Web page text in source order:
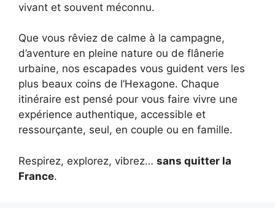
vivant et souvent méconnu.
Que vous rêviez de calme à la campagne,
d’aventure en pleine nature ou de flânerie
urbaine, nos escapades vous guident vers les
plus beaux coins de l’Hexagone. Chaque
itinéraire est pensé pour vous faire vivre une
expérience authentique, accessible et
ressourçante, seul, en couple ou en famille.
Respirez, explorez, vibrez… sans quitter la
France.